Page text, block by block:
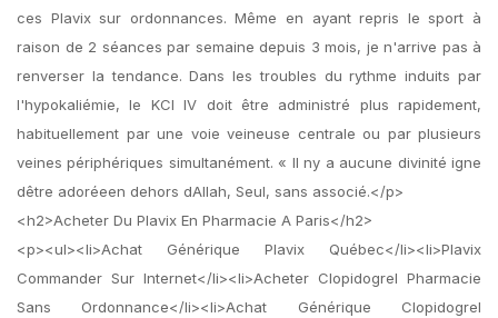
ces Plavix sur ordonnances. Même en ayant repris le sport à
raison de 2 séances par semaine depuis 3 mois, je n'arrive pas à
renverser la tendance. Dans les troubles du rythme induits par
l'hypokaliémie, le KCl IV doit être administré plus rapidement,
habituellement par une voie veineuse centrale ou par plusieurs
veines périphériques simultanément. « Il ny a aucune divinité igne
dêtre adoréeen dehors dAllah, Seul, sans associé.</p>
<h2>Acheter Du Plavix En Pharmacie A Paris</h2>
<p><ul><li>Achat Générique Plavix Québec</li><li>Plavix
Commander Sur Internet</li><li>Acheter Clopidogrel Pharmacie
Sans Ordonnance</li><li>Achat Générique Clopidogrel